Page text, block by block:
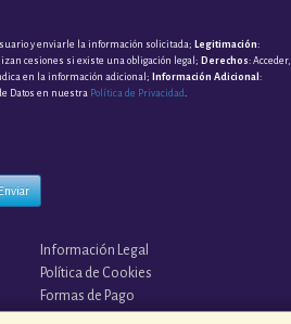
y enviarle la información solicitada; Legitimación:
cesiones si existe una obligación legal; Derechos: Acceder,
en la información adicional;
Información Adicional :
Datos en nuestra Política de Privacidad.
Información Legal
Política de Cookies
Formas de Pago